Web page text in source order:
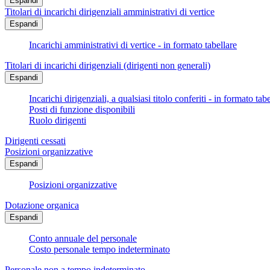
Titolari di incarichi dirigenziali amministrativi di vertice
Espandi
Incarichi amministrativi di vertice - in formato tabellare
Titolari di incarichi dirigenziali (dirigenti non generali)
Espandi
Incarichi dirigenziali, a qualsiasi titolo conferiti - in formato
Posti di funzione disponibili
Ruolo dirigenti
Dirigenti cessati
Posizioni organizzative
Espandi
Posizioni organizzative
Dotazione organica
Espandi
Conto annuale del personale
Costo personale tempo indeterminato